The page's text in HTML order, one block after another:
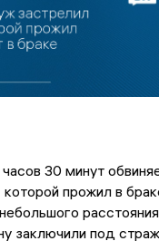
30 минут
которой прожил в
заключили под